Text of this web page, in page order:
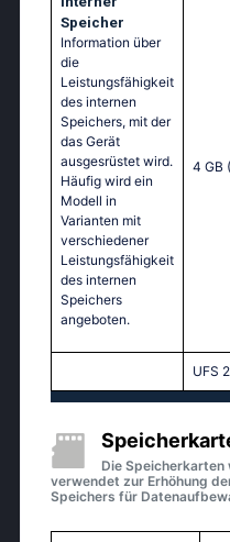
Speicher
Information über
die
Leistungsfähigkeit
des internen
Speichers, mit der
das Gerät
ausgesrüstet wird.
Häufig wird ein
Modell in
Varianten mit
verschiedener
Leistungsfähigkeit
des internen
Speichers
angeboten.
4 GB
UFS
Die
verwendet zur Erhöhung
Speichers für